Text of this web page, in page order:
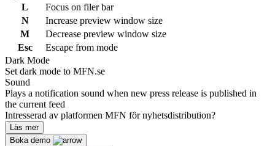
L
Focus on filer bar
N
Increase preview window size
M
Decrease preview window size
Esc
Escape from mode
Dark Mode
Set dark mode to MFN.se
Sound
Plays a notification sound when new press release is published in
the current feed
Intresserad av platformen MFN för nyhetsdistribution?
Läs mer
Boka demo